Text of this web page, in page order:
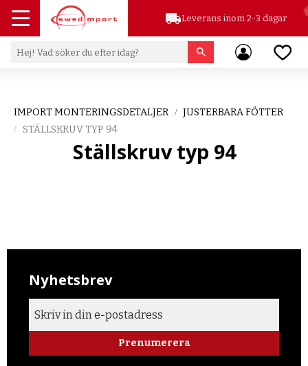
Meny
local_shippingLeverans inom 2-3 dagar
IMPORT MONTERINGSDETALJER
JUSTERBARA FÖTTER
STÄLLSKRUV TYP 94
Ställskruv typ 94
Nyhetsbrev
Prenumerera